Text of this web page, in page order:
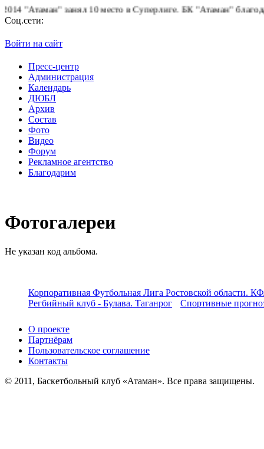
занял 10 место в Суперлиге.БК "Атаман" благодарит
Соц.сети:
Войти на сайт
Пресс-центр
Администрация
Календарь
ДЮБЛ
Архив
Состав
Фото
Видео
Форум
Рекламное агентство
Благодарим
Фотогалереи
Не указан код альбома.
Корпоративная Футбольная Лига Ростовской области.
Регбийный клуб - Булава. Таганрог
Спортивные
О проекте
Партнёрам
Пользовательское соглашение
Контакты
© 2011, Баскетбольный клуб «Атаман». Все права защищены.